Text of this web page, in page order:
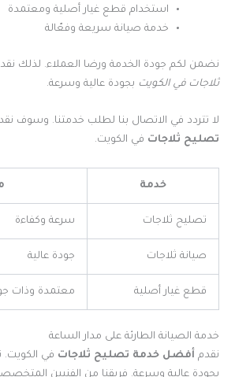
استخدام قطع غيار أصلية ومعتمدة
خدمة صيانة سريعة وفعّالة
نضمن لكم جودة الخدمة ورضا العملاء. لذلك
ثلاجات في الكويت بجودة عالية وسرعة.
لا تتردد في الاتصال بنا لطلب خدمتنا. وسوف
تصليح ثلاجات في الكويت.
خدمة
تصليح ثلاجات سرعة وكفاءة
صيانة ثلاجات جودة عالية
قطع غيار أصلية معتمدة وذات
خدمة الصيانة الطارئة على مدار الساعة
نقدم أفضل خدمة تصليح ثلاجات في